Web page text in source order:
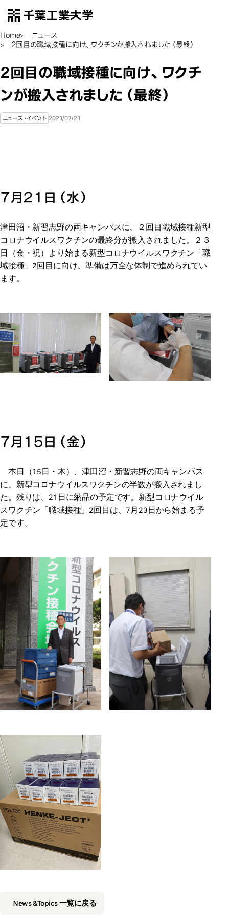
千葉工業大学
Open Menu
Home
ニュース
2回目の職域接種に向け、ワクチンが搬入されました（最終）
2回目の職域接種に向け、ワクチ
ンが搬入されました（最終）
ニュース・イベント 2021/07/21
７月２１日（水）
津田沼・新習志野の両キャンパスに、２回目職域接種新型
コロナウイルスワクチンの最終分が搬入されました。２３
日（金・祝）より始まる新型コロナウイルスワクチン「職
域接種」2回目に向け、準備は万全な体制で進められてい
ます。
７月１５日（金）
本日（15日・木）、津田沼・新習志野の両キャンパス
に、新型コロナウイルスワクチンの半数が搬入されまし
た。残りは、21日に納品の予定です。新型コロナウイル
スワクチン「職域接種」2回目は、7月23日から始まる予
定です。
News &Topics 一覧に戻る